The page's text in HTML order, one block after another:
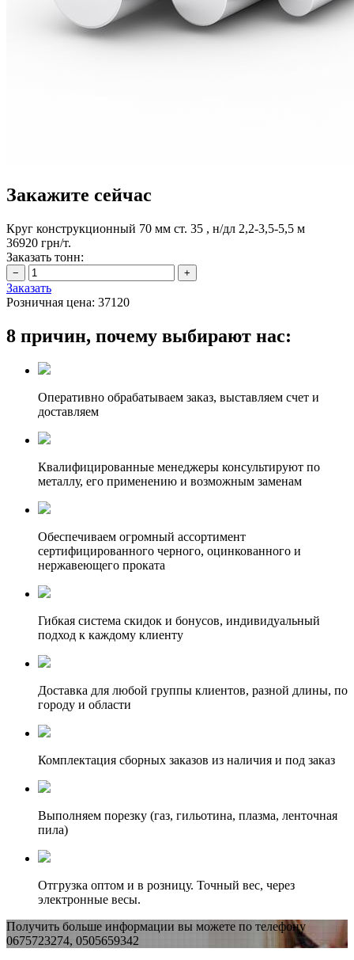
Закажите сейчас
Круг конструкционный 70 мм ст. 35 , н/дл 2,2-3,5-5,5 м
36920 грн/т.
Заказать тонн:
Заказать
Розничная цена: 37120
8 причин, почему выбирают нас:
Оперативно обрабатываем заказ, выставляем счет и
доставляем
Квалифицированные менеджеры консультируют по
металлу, его применению и возможным заменам
Обеспечиваем огромный ассортимент
сертифицированного черного, оцинкованного и
нержавеющего проката
Гибкая система скидок и бонусов, индивидуальный
подход к каждому клиенту
Доставка для любой группы клиентов, разной длины, по
городу и области
Комплектация сборных заказов из наличия и под заказ
Выполняем порезку (газ, гильотина, плазма, ленточная
пила)
Отгрузка оптом и в розницу. Точный вес, через
электронные весы.
Получить больше информации вы можете по телефону
0675723274, 0505659342